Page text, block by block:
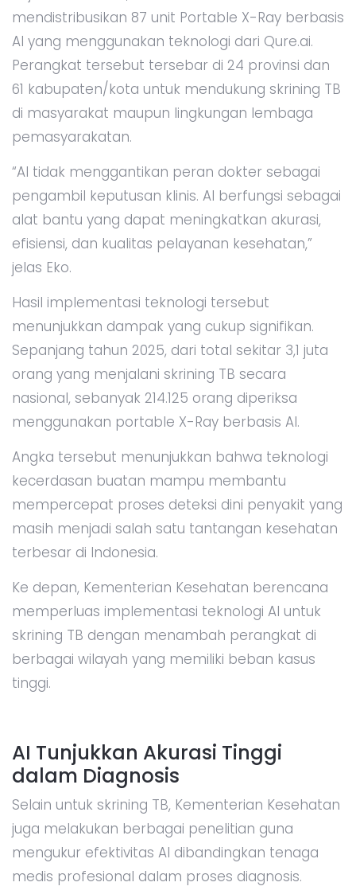
mendistribusikan 87 unit Portable X-Ray berbasis
AI yang menggunakan teknologi dari Qure.ai.
Perangkat tersebut tersebar di 24 provinsi dan
61 kabupaten/kota untuk mendukung skrining TB
di masyarakat maupun lingkungan lembaga
pemasyarakatan.
“AI tidak menggantikan peran dokter sebagai
pengambil keputusan klinis. AI berfungsi sebagai
alat bantu yang dapat meningkatkan akurasi,
efisiensi, dan kualitas pelayanan kesehatan,”
jelas Eko.
Hasil implementasi teknologi tersebut
menunjukkan dampak yang cukup signifikan.
Sepanjang tahun 2025, dari total sekitar 3,1 juta
orang yang menjalani skrining TB secara
nasional, sebanyak 214.125 orang diperiksa
menggunakan portable X-Ray berbasis AI.
Angka tersebut menunjukkan bahwa teknologi
kecerdasan buatan mampu membantu
mempercepat proses deteksi dini penyakit yang
masih menjadi salah satu tantangan kesehatan
terbesar di Indonesia.
Ke depan, Kementerian Kesehatan berencana
memperluas implementasi teknologi AI untuk
skrining TB dengan menambah perangkat di
berbagai wilayah yang memiliki beban kasus
tinggi.
AI Tunjukkan Akurasi Tinggi
dalam Diagnosis
Selain untuk skrining TB, Kementerian Kesehatan
juga melakukan berbagai penelitian guna
mengukur efektivitas AI dibandingkan tenaga
medis profesional dalam proses diagnosis.